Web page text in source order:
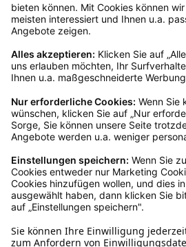
Kundenservice
Mo – Fr 9 – 17 Uhr, Sa 9 – 13 Uhr
Ruf uns an
0800-28 18 78
Schreibe uns
verkauf@schecker.de
WhatsApp Support